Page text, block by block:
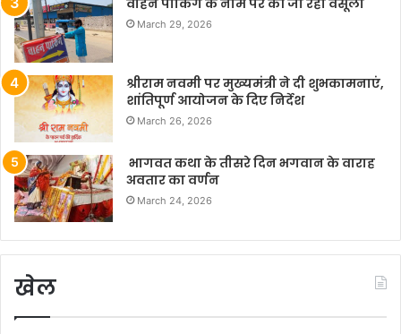
वाहन पार्किंग के नाम पर की जा रही वसूली
March 29, 2026
श्रीराम नवमी पर मुख्यमंत्री ने दी शुभकामनाएं,
शांतिपूर्ण आयोजन के दिए निर्देश
March 26, 2026
भागवत कथा के तीसरे दिन भगवान के वाराह
अवतार का वर्णन
March 24, 2026
खेल